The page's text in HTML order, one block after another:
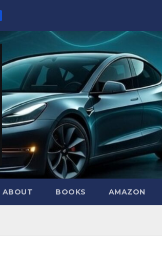
ABOUT BOOKS AMAZON